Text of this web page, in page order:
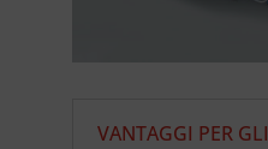
VANTAGGI PER